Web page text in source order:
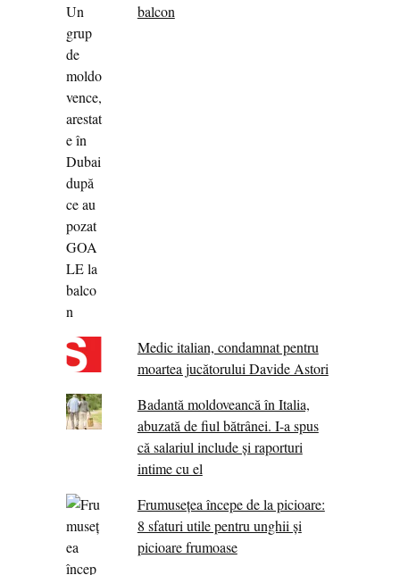
balcon
Medic italian, condamnat pentru
moartea jucătorului Davide Astori
Badantă moldoveancă în Italia,
abuzată de fiul bătrânei. I-a spus
că salariul include și raporturi
intime cu el
Frumusețea începe de la picioare:
8 sfaturi utile pentru unghii și
picioare frumoase